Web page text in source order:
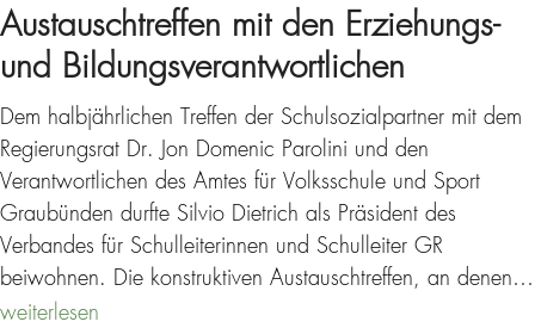
Austauschtreffen mit den Erziehungs-
und Bildungsverantwortlichen
Dem halbjährlichen Treffen der Schulsozialpartner mit dem
Regierungsrat Dr. Jon Domenic Parolini und den
Verantwortlichen des Amtes für Volksschule und Sport
Graubünden durfte Silvio Dietrich als Präsident des
Verbandes für Schulleiterinnen und Schulleiter GR
beiwohnen. Die konstruktiven Austauschtreffen, an denen…
weiterlesen